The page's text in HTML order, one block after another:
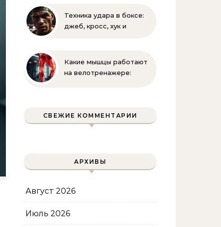
Техника удара в боксе:
джеб, кросс, хук и
Какие мышцы работают
на велотренажере:
СВЕЖИЕ КОММЕНТАРИИ
АРХИВЫ
Август 2026
Июль 2026